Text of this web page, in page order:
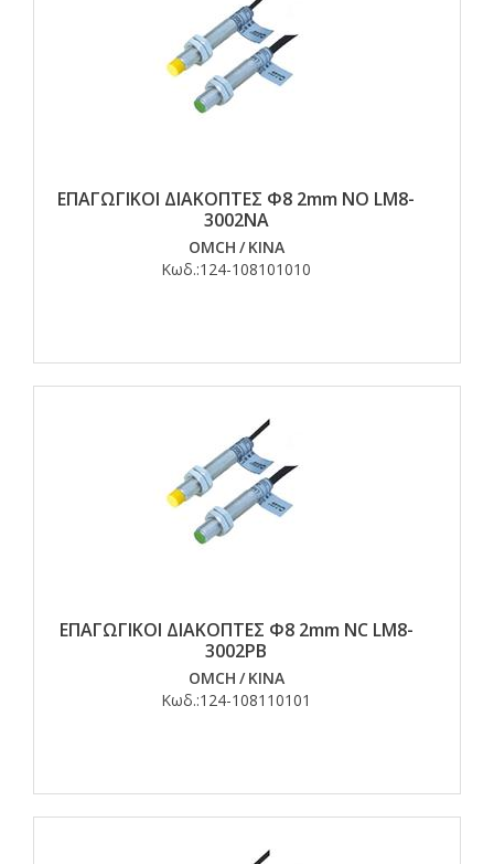
ΕΠΑΓΩΓΙΚΟΙ ΔΙΑΚΟΠΤΕΣ Φ8 2mm NO LM8-
3002NA
OMCH / ΚΙΝΑ
Κωδ.:124-108101010
ΕΠΑΓΩΓΙΚΟΙ ΔΙΑΚΟΠΤΕΣ Φ8 2mm NC LM8-
3002PB
OMCH / ΚΙΝΑ
Κωδ.:124-108110101